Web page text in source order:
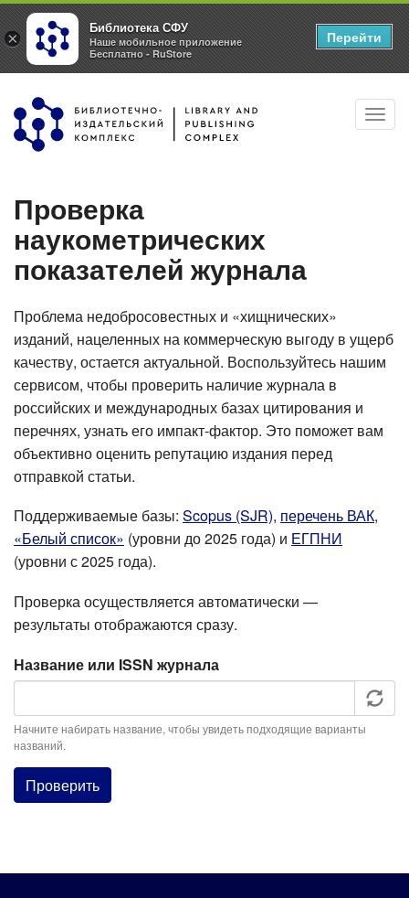
Перейти
основному
Проверка
наукометрических
показателей журнала
Проблема недобросовестных и «хищнических»
изданий, нацеленных на коммерческую выгоду в ущерб
качеству, остается актуальной. Воспользуйтесь нашим
сервисом, чтобы проверить наличие журнала в
российских и международных базах цитирования и
перечнях, узнать его импакт-фактор. Это поможет вам
объективно оценить репутацию издания перед
отправкой статьи.
Поддерживаемые базы: Scopus (SJR), перечень ВАК,
«Белый список» (уровни до 2025 года) и ЕГПНИ
(уровни с 2025 года).
Проверка осуществляется автоматически —
результаты отображаются сразу.
Название или ISSN журнала
Начните набирать название, чтобы увидеть подходящие варианты
названий.
Проверить
×
Библиотека СФУ
Наше мобильное приложение
Бесплатно - RuStore
Перейти